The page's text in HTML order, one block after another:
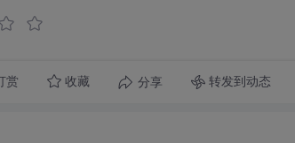
赏 收藏 分享 转发到动态